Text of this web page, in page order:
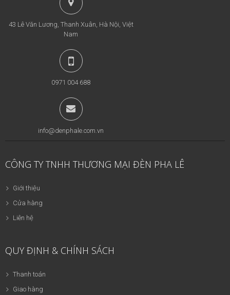
43 Lê Văn Lương, Thanh Xuân, Hà Nội, Việt
Nam
0971 004 688
info@denphale.com.vn
CÔNG TY TNHH THƯƠNG MẠI ĐÈN PHA LÊ
Giới thiệu
Cửa hàng
Liên hệ
QUY ĐỊNH & CHÍNH SÁCH
Thanh toán
Giao hàng